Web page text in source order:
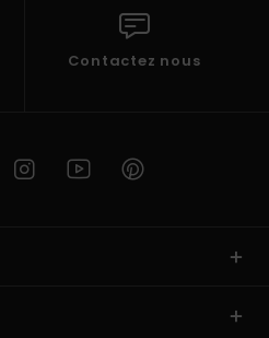
Contactez nous